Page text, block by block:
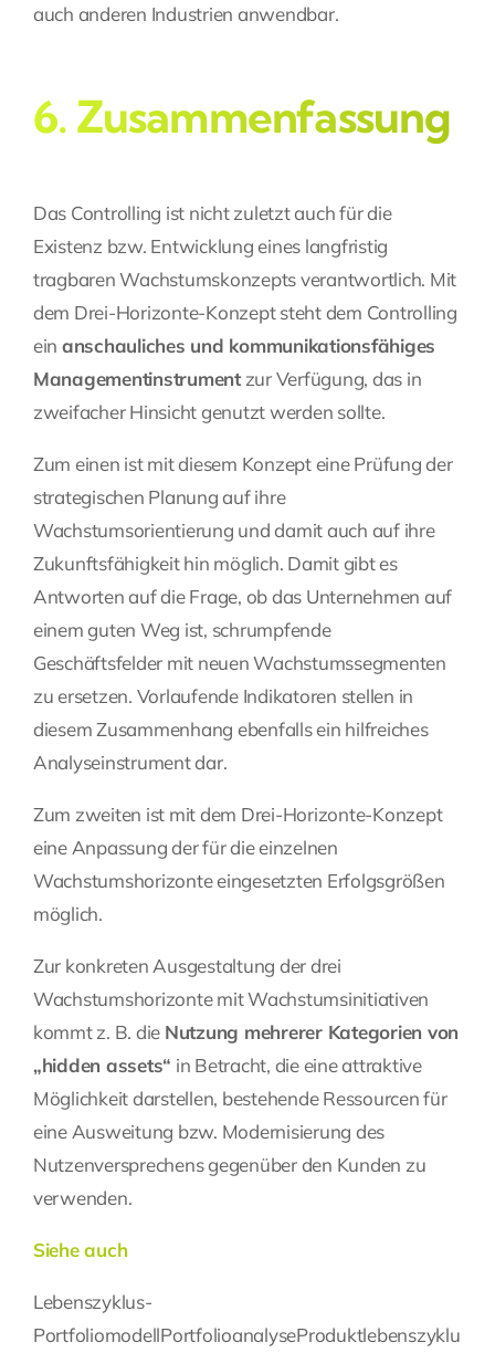
auch anderen Industrien anwendbar.
6. Zusammenfassung
Das Controlling ist nicht zuletzt auch für die
Existenz bzw. Entwicklung eines langfristig
tragbaren Wachstumskonzepts verantwortlich. Mit
dem Drei-Horizonte-Konzept steht dem Controlling
ein anschauliches und kommunikationsfähiges
Managementinstrumentzur Verfügung, das in
zweifacher Hinsicht genutzt werden sollte.
Zum einen ist mit diesem Konzept eine Prüfung der
strategischen Planung auf ihre
Wachstumsorientierung und damit auch auf ihre
Zukunftsfähigkeit hin möglich. Damit gibt es
Antworten auf die Frage, ob das Unternehmen auf
einem guten Weg ist, schrumpfende
Geschäftsfelder mit neuen Wachstumssegmenten
zu ersetzen. Vorlaufende Indikatoren stellen in
diesem Zusammenhang ebenfalls ein hilfreiches
Analyseinstrument dar.
Zum zweiten ist mit dem Drei-Horizonte-Konzept
eine Anpassung der für die einzelnen
Wachstumshorizonte eingesetzten Erfolgsgrößen
möglich.
Zur konkreten Ausgestaltung der drei
Wachstumshorizonte mit Wachstumsinitiativen
kommt z. B. die Nutzung mehrerer Kategorien von
„hidden assets“ in Betracht, die eine attraktive
Möglichkeit darstellen, bestehende Ressourcen für
eine Ausweitung bzw. Modernisierung des
Nutzenversprechens gegenüber den Kunden zu
verwenden.
Siehe auch
Lebenszyklus-
PortfoliomodellPortfolioanalyseProduktlebenszyklus